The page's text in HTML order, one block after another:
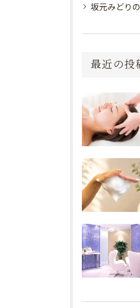
坂元みどり
最近の投